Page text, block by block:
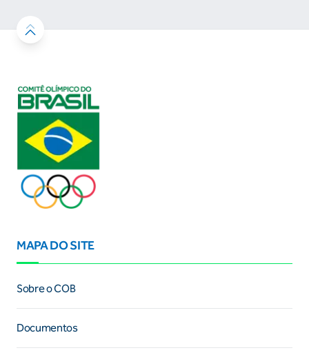
MAPA DO SITE
Sobre o COB
Documentos